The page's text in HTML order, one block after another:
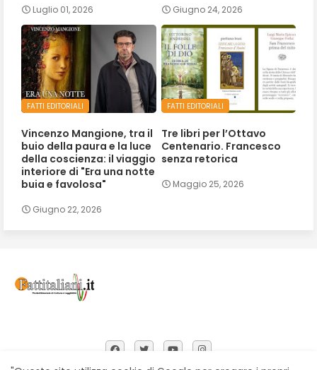
Luglio 01, 2026 Giugno 24, 2026
FATTI EDITORIALI
Vincenzo Mangione, tra il
buio della paura e la luce
della coscienza: il viaggio
interiore di "Era una notte
buia e favolosa"
Giugno 22, 2026
FATTI EDITORIALI
Tre libri per l’Ottavo
Centenario. Francesco
senza retorica
Maggio 25, 2026